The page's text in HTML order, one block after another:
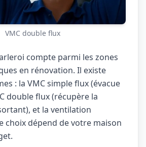
VMC double flux
compte parmi les zones
en rénovation. Il existe
: la VMC simple flux (évacue
double flux (récupère la
et la ventilation
choix dépend de votre maison